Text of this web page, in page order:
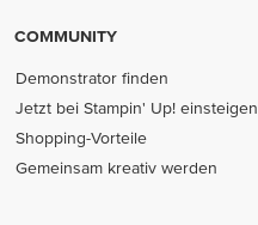
COMMUNITY
Demonstrator finden
Jetzt bei Stampin' Up! einsteigen
Shopping-Vorteile
Gemeinsam kreativ werden